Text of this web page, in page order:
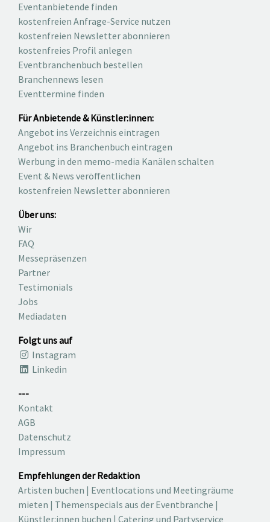
Eventanbietende finden
kostenfreien Anfrage-Service nutzen
kostenfreien Newsletter abonnieren
kostenfreies Profil anlegen
Eventbranchenbuch bestellen
Branchennews lesen
Eventtermine finden
Für Anbietende & Künstler:innen:
Angebot ins Verzeichnis eintragen
Angebot ins Branchenbuch eintragen
Werbung in den memo-media Kanälen schalten
Event & News veröffentlichen
kostenfreien Newsletter abonnieren
Über uns:
Wir
FAQ
Messepräsenzen
Partner
Testimonials
Jobs
Mediadaten
Folgt uns auf
Instagram
Linkedin
---
Kontakt
AGB
Datenschutz
Impressum
Empfehlungen der Redaktion
Artisten buchen | Eventlocations und Meetingräume
mieten | Themenspecials aus der Eventbranche |
Künstler:innen buchen | Catering und Partyservice